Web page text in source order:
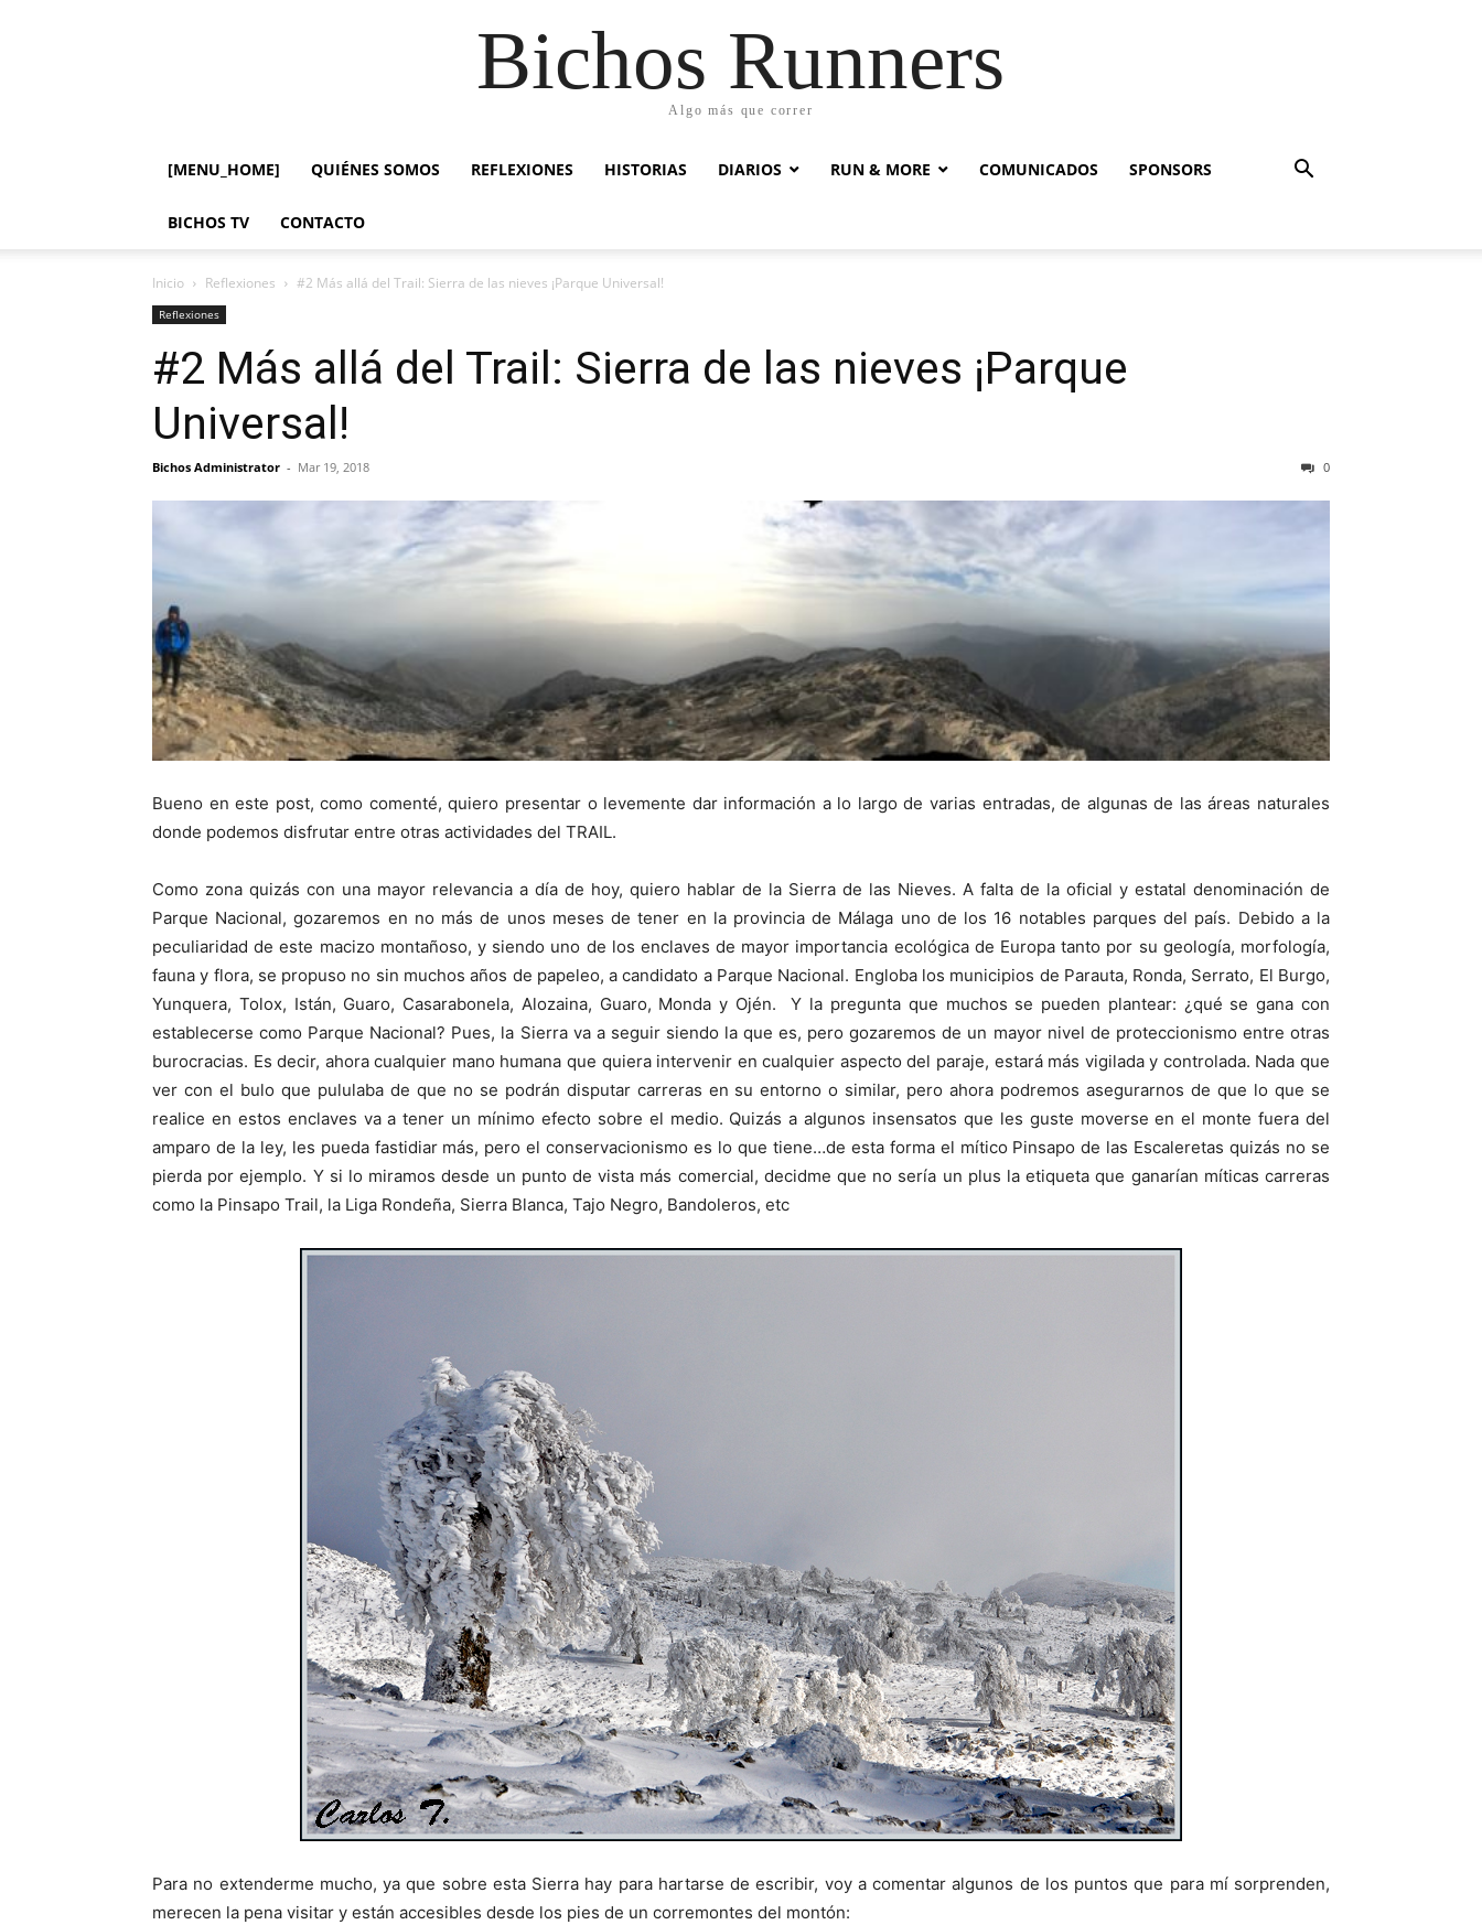
Bichos Runners
Algo más que correr
[MENU_HOME] QUIÉNES SOMOS REFLEXIONES HISTORIAS DIARIOS RUN & MORE COMUNICADOS SPONSORS
BICHOS TV CONTACTO
Inicio Reflexiones #2 Más allá del Trail: Sierra de las nieves ¡Parque Universal!
Reflexiones
#2 Más allá del Trail: Sierra de las nieves ¡Parque
Universal!
Bichos Administrator - Mar 19, 2018 0
Bueno en este post, como comenté, quiero presentar o levemente dar información a lo largo de varias entradas, de algunas de las áreas naturales
donde podemos disfrutar entre otras actividades del TRAIL.
Como zona quizás con una mayor relevancia a día de hoy, quiero hablar de la Sierra de las Nieves. A falta de la oficial y estatal denominación de
Parque Nacional, gozaremos en no más de unos meses de tener en la provincia de Málaga uno de los 16 notables parques del país. Debido a la
peculiaridad de este macizo montañoso, y siendo uno de los enclaves de mayor importancia ecológica de Europa tanto por su geología, morfología,
fauna y flora, se propuso no sin muchos años de papeleo, a candidato a Parque Nacional. Engloba los municipios de Parauta, Ronda, Serrato, El Burgo,
Yunquera, Tolox, Istán, Guaro, Casarabonela, Alozaina, Guaro, Monda y Ojén. Y la pregunta que muchos se pueden plantear: ¿qué se gana con
establecerse como Parque Nacional? Pues, la Sierra va a seguir siendo la que es, pero gozaremos de un mayor nivel de proteccionismo entre otras
burocracias. Es decir, ahora cualquier mano humana que quiera intervenir en cualquier aspecto del paraje, estará más vigilada y controlada. Nada que
ver con el bulo que pululaba de que no se podrán disputar carreras en su entorno o similar, pero ahora podremos asegurarnos de que lo que se
realice en estos enclaves va a tener un mínimo efecto sobre el medio. Quizás a algunos insensatos que les guste moverse en el monte fuera del
amparo de la ley, les pueda fastidiar más, pero el conservacionismo es lo que tiene…de esta forma el mítico Pinsapo de las Escaleretas quizás no se
pierda por ejemplo. Y si lo miramos desde un punto de vista más comercial, decidme que no sería un plus la etiqueta que ganarían míticas carreras
como la Pinsapo Trail, la Liga Rondeña, Sierra Blanca, Tajo Negro, Bandoleros, etc
Para no extenderme mucho, ya que sobre esta Sierra hay para hartarse de escribir, voy a comentar algunos de los puntos que para mí sorprenden,
merecen la pena visitar y están accesibles desde los pies de un corremontes del montón: